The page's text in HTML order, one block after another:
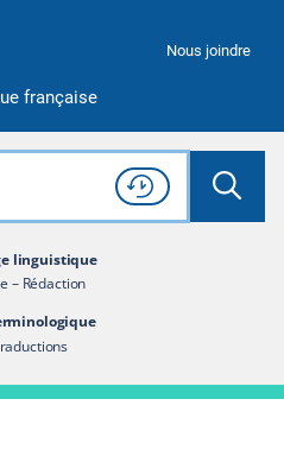
française
Nous joindre
Rechercher dans tout le site
Lancer
Consulter l'
Historique
de recherche
linguistique
– Rédaction